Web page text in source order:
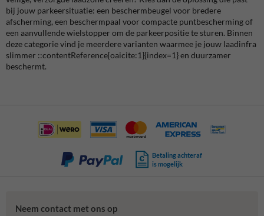
bij jouw parkeersituatie: een beschermbeugel voor bredere
afscherming, een beschermpaal voor compacte puntbescherming of
een aanvullende wielstopper om de parkeerpositie te sturen. Binnen
deze categorie vind je meerdere varianten waarmee je jouw laadinfra
slimmer ::contentReference[oaicite:1]{index=1} en duurzamer
beschermt.
Betaling achteraf
is mogelijk
Neem contact met ons op